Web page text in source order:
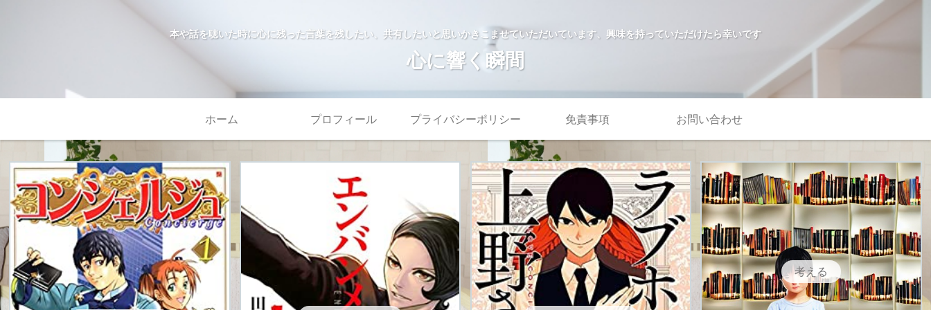
本や話を聴いた時に心に残った言葉を残したい、共有したいと思いかきこませていただいています、興味を持っていただけたら幸いです
心に響く瞬間
ホーム プロフィール プライバシーポリシー 免責事項 お問い合わせ
考える